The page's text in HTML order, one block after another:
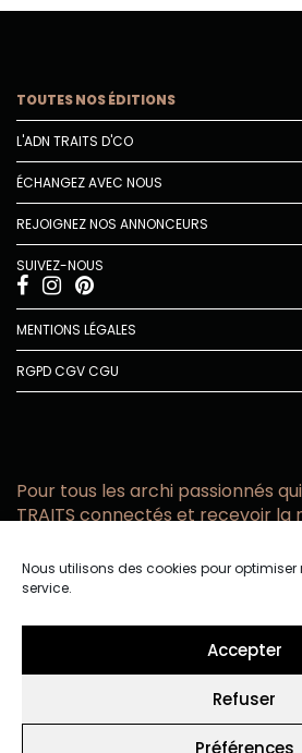
Nous utilisons des cookies pour optimiser
service.
Accepter
Refuser
Préférences
TOUTES NOS ÉDITIONS
L'ADN TRAITS D'CO
ÉCHANGEZ AVEC NOUS
REJOIGNEZ NOS ANNONCEURS
SUIVEZ-NOUS
MENTIONS LÉGALES
RGPDCGVCGU
Pour tous les archi passionnés
TRAITS connectés et recevoir la
email
confidentialité.